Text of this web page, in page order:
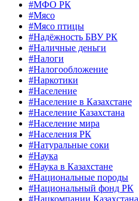
#МФО РК
#Мясо
#Мясо птицы
#Надёжность БВУ РК
#Наличные деньги
#Налоги
#Налогообложение
#Наркотики
#Население
#Население в Казахстане
#Население Казахстана
#Население мира
#Населения РК
#Натуральные соки
#Наука
#Наука в Казахстане
#Национальные породы
#Национальный фонд РК